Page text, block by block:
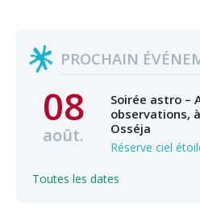
PROCHAIN
08
août.
Soirée astro –
observations, à
Osséja
Réserve ciel
Toutes les dates